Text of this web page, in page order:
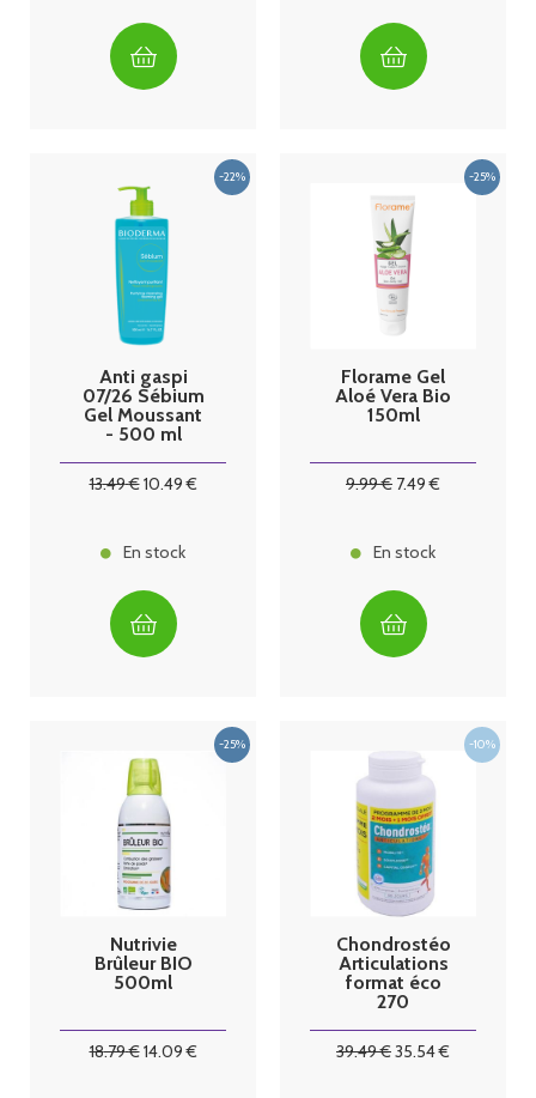
Anti gaspi
07/26 Sébium
Gel Moussant
- 500 ml
13.49€10.49€
En stock
Florame Gel
Aloé Vera Bio
150ml
9.99€ 7.49 €
En stock
Nutrivie
Brûleur BIO
500ml
18.79€14.09€
Chondrostéo
Articulations
format éco
270
39.49€35.54€